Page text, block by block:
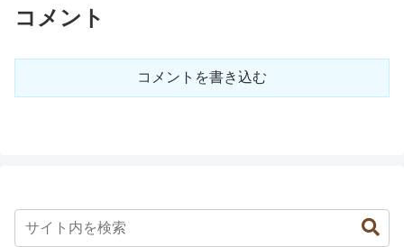
コメント
コメントを書き込む